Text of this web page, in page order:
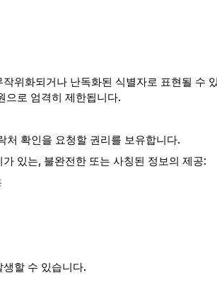
위화되거나 난독화된 식별자로 표현될 수
으로 엄격히 제한됩니다.
확인을 요청할 권리를 보유합니다.
있는, 불완전한 또는 사칭된 정보의 제공:
할 수 있습니다.